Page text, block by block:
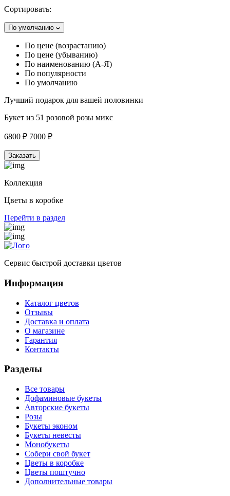
Сортировать:
По умолчанию
По цене (возрастанию)
По цене (убыванию)
По наименованию (А-Я)
По популярности
По умолчанию
Лучший подарок для вашей половинки
Букет из 51 розовой розы микс
6800 ₽ 7000 ₽
Заказать
Коллекция
Цветы в коробке
Перейти в раздел
Сервис быстрой доставки цветов
Информация
Каталог цветов
Отзывы
Доставка и оплата
О магазине
Гарантия
Контакты
Разделы
Все товары
Дофаминовые букеты
Авторские букеты
Розы
Букеты эконом
Букеты невесты
Монобукеты
Собери свой букет
Цветы в коробке
Цветы поштучно
Дополнительные товары